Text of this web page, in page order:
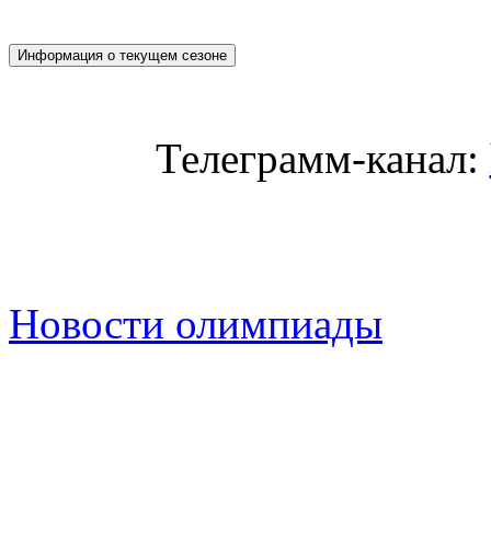
Информация о текущем сезоне
Телеграмм-канал:
Новости олимпиады